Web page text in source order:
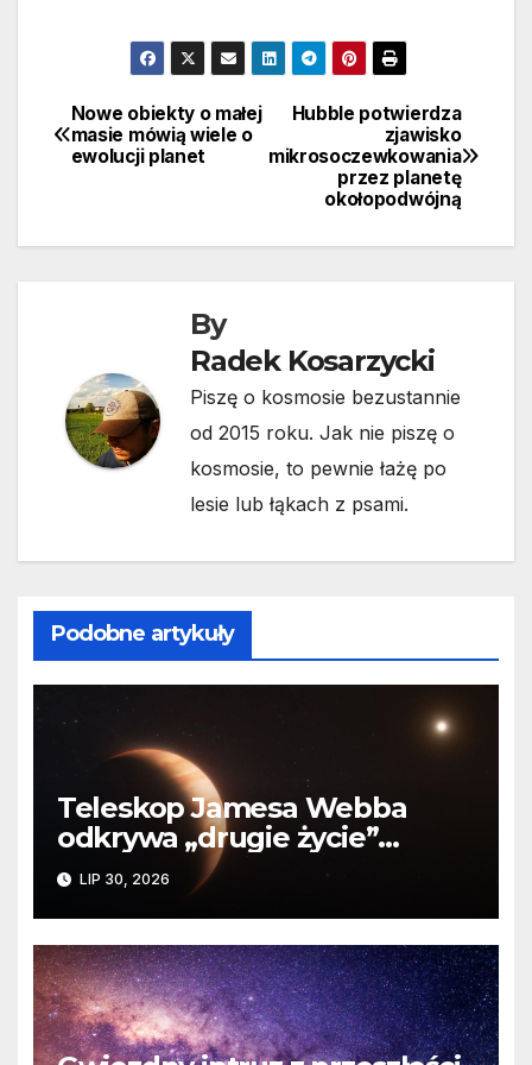
Nawigacja
wpisu
Hubble potwierdza
zjawisko
mikrosoczewkowania
przez planetę
okołopodwójną
Nowe obiekty o małej
masie mówią wiele o
ewolucji planet
By
Radek Kosarzycki
Piszę o kosmosie bezustannie
od 2015 roku. Jak nie piszę o
kosmosie, to pewnie łażę po
lesie lub łąkach z psami.
Podobne artykuły
Teleskop Jamesa Webba
odkrywa „drugie życie”
planety krążącej wokół
martwej gwiazdy
LIP 30, 2026